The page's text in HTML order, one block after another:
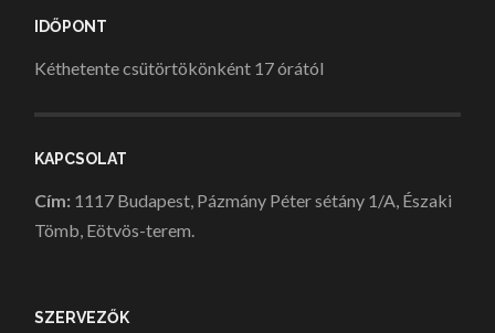
IDŐPONT
Kéthetente csütörtökönként 17 órától
KAPCSOLAT
Cím: 1117 Budapest, Pázmány Péter sétány 1/A, Északi
Tömb, Eötvös-terem.
SZERVEZŐK